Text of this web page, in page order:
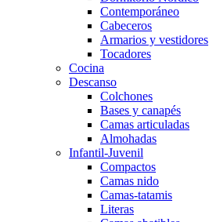
Contemporáneo
Cabeceros
Armarios y vestidores
Tocadores
Cocina
Descanso
Colchones
Bases y canapés
Camas articuladas
Almohadas
Infantil-Juvenil
Compactos
Camas nido
Camas-tatamis
Literas